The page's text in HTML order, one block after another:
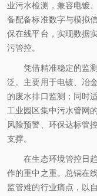
业污水检测，兼容电镀
备配备标准数字与模拟
保在线平台，实现数据
污管控。
凭借精准稳定的监测
泛。主要用于电镀、冶
的废水排口监测；同时
工业园区集中污水管网
风险预警、环保达标管
支撑。
在生态环境管控日趋
作的重中之重。总镉在
监管难的行业痛点，以